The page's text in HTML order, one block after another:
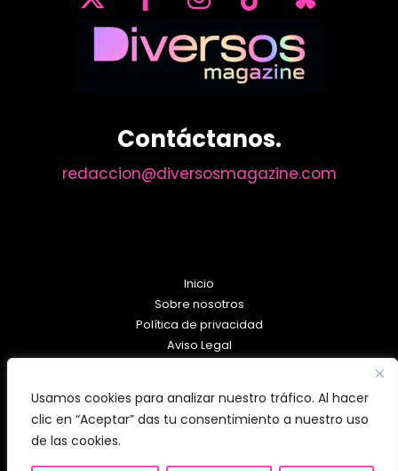
Usamos cookies para analizar nuestro tráfico. Al hacer
clic en “Aceptar” das tu consentimiento a nuestro uso
de las cookies.
Contáctanos.
redaccion@diversosmagazine.com
Inicio
Sobre nosotros
Política de privacidad
Aviso Legal